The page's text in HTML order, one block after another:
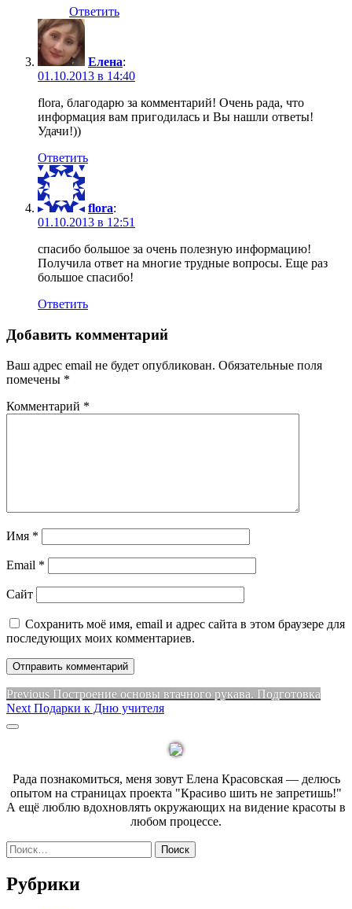
Ответить
Елена:
01.10.2013 в 14:40
flora, благодарю за комментарий! Очень рада, что
информация вам пригодилась и Вы нашли ответы!
Удачи!))
Ответить
flora:
01.10.2013 в 12:51
спасибо большое за очень полезную информацию!
Получила ответ на многие трудные вопросы. Еще раз
большое спасибо!
Ответить
Добавить комментарий
Ваш адрес email не будет опубликован. Обязательные поля
помечены *
Комментарий *
Имя *
Email *
Сайт
Сохранить моё имя, email и адрес сайта в этом браузере для
последующих моих комментариев.
Навигация
по
Previous Previous
post:
Построение основы втачного рукава. Подготовка
Next Next
Подарки к Дню учителя
Sidebar
Рада познакомиться, меня зовут Елена Красовская — делюсь
опытом на страницах проекта "Красиво шить не запретишь!"
А ещё люблю вдохновлять окружающих на видение красоты в
любом процессе.
Найти:
Рубрики